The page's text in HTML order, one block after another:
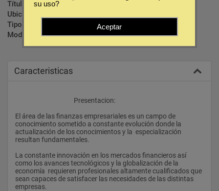
Título ofrecido:
Ubicación:
Tipo:
Modalidad:
Presencial
Caracteristicas
					Presentacion:
El área de las finanzas empresariales es un campo de
conocimiento sometido a constante evolución donde la
actualización de los conocimientos y la  especialización
resultan fundamentales.
La constante innovación en los mercados financieros así
como los avances tecnológicos y la globalización de la
economía  requieren profesionales altamente cualificados que
sean capaces de satisfacer las necesidades de las distintas
empresas.
su uso?
Aceptar